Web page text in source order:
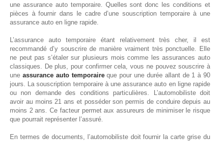
une assurance auto temporaire. Quelles sont donc les conditions et
pièces à fournir dans le cadre d’une souscription temporaire à une
assurance auto en ligne rapide.
L’assurance auto temporaire étant relativement très cher, il est
recommandé d’y souscrire de manière vraiment très ponctuelle. Elle
ne peut pas s’étaler sur plusieurs mois comme les assurances auto
classiques. De plus, pour confirmer cela, vous ne pouvez souscrire à
une assurance auto temporaireque pour une durée allant de 1 à 90
jours. La souscription temporaire à une assurance auto en ligne rapide
ou non demande des conditions particulières. L’automobiliste doit
avoir au moins 21 ans et posséder son permis de conduire depuis au
moins 2 ans. Ce facteur permet aux assureurs de minimiser le risque
que pourrait représenter l’assuré.
En termes de documents, l’automobiliste doit fournir la carte grise du